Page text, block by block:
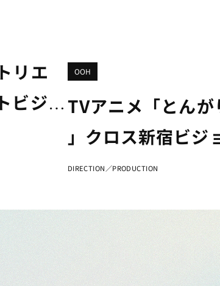
リエ
ビジョ
OOH
TVアニメ「とん
」クロス新宿ビジ
DIRECTION／PRODUCTION